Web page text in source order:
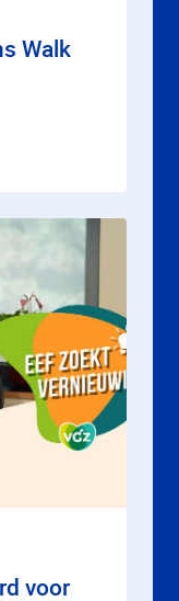
Walk
voor